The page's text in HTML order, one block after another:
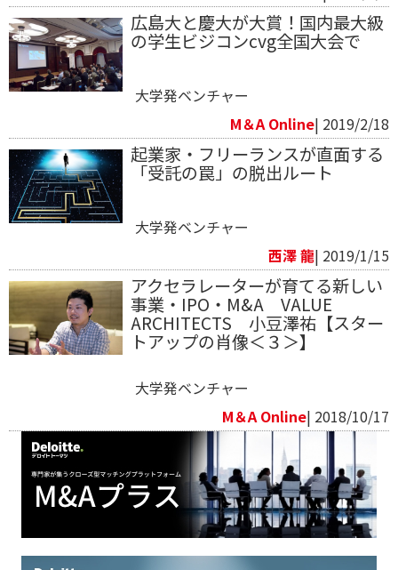
広島大と慶大が大賞！国内最大級
の学生ビジコンcvg全国大会で
大学発ベンチャー
M＆A Online| 2019/2/18
起業家・フリーランスが直面する
「受託の罠」の脱出ルート
大学発ベンチャー
西澤 龍| 2019/1/15
アクセラレーターが育てる新しい
事業・IPO・M&A VALUE
ARCHITECTS 小豆澤祐【スター
トアップの肖像＜３＞】
大学発ベンチャー
M＆A Online| 2018/10/17